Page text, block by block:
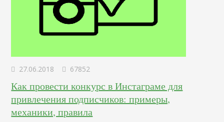
27.06.2018 67852
Как провести конкурс в Инстаграме для
привлечения подписчиков: примеры,
механики, правила